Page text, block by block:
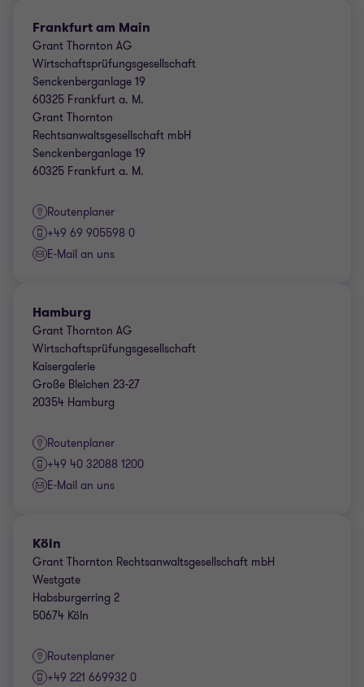
Frankfurt am Main
Grant Thornton AG
Wirtschaftsprüfungsgesellschaft
Senckenberganlage 19
60325 Frankfurt a. M.
Grant Thornton
Rechtsanwaltsgesellschaft mbH
Senckenberganlage 19
60325 Frankfurt a. M.
Routenplaner
+49 69 905598 0
E-Mail an uns
Hamburg
Grant Thornton AG
Wirtschaftsprüfungsgesellschaft
Kaisergalerie
Große Bleichen 23-27
20354 Hamburg
Routenplaner
+49 40 32088 1200
E-Mail an uns
Köln
Grant Thornton Rechtsanwaltsgesellschaft mbH
Westgate
Habsburgerring 2
50674 Köln
Routenplaner
+49 221 669932 0